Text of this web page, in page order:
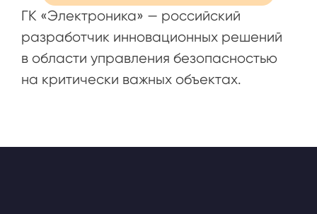
ГК «Электроника» — российский
разработчик инновационных решений
в области управления безопасностью
на критически важных объектах.